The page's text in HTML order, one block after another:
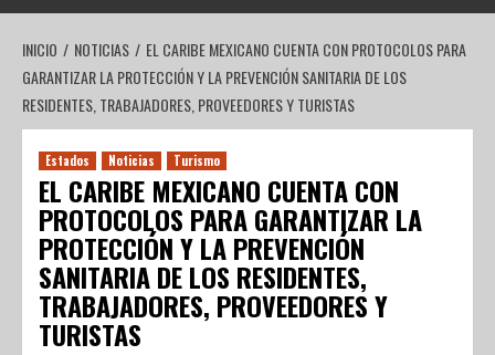
INICIO NOTICIAS
EL CARIBE MEXICANO CUENTA CON PROTOCOLOS PARA
GARANTIZAR LA PROTECCIÓN Y LA PREVENCIÓN SANITARIA DE LOS
RESIDENTES, TRABAJADORES, PROVEEDORES Y TURISTAS
Estados Noticias Turismo
EL CARIBE MEXICANO CUENTA CON
PROTOCOLOS PARA GARANTIZAR LA
PROTECCIÓN Y LA PREVENCIÓN
SANITARIA DE LOS RESIDENTES,
TRABAJADORES, PROVEEDORES Y
TURISTAS